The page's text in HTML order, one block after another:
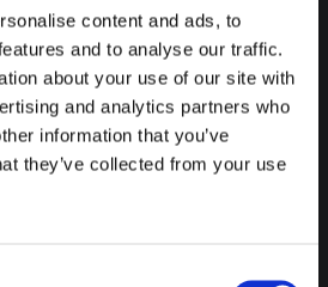
content and ads, to
and to analyse our traffic.
about your use of our site with
and analytics partners who
information that you’ve
they’ve collected from your use